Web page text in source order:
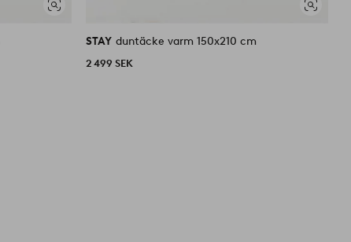
Visa
Visa
STAY duntäcke varm 150x210 cm
2 499 SEK